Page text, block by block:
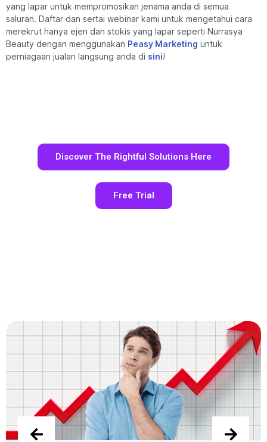
yang lapar untuk mempromosikan jenama anda di semua
saluran. Daftar dan sertai webinar kami untuk mengetahui cara
merekrut hanya ejen dan stokis yang lapar seperti Nurrasya
Beauty dengan menggunakan Peasy Marketing untuk
perniagaan jualan langsung anda di sini!
Discover The Rightful Solutions Here
Free Trial